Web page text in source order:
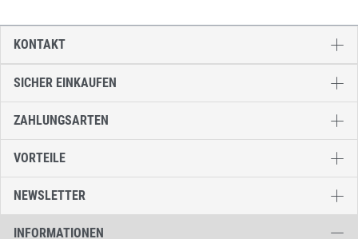
SICHER EINKAUFEN
ZAHLUNGSARTEN
VORTEILE
NEWSLETTER
INFORMATIONEN
KONTAKT